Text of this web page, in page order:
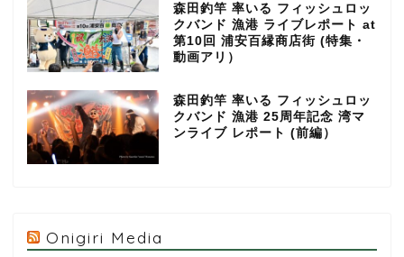
森田釣竿 率いる フィッシュロッ
クバンド 漁港 ライブレポート at
第10回 浦安百縁商店街 (特集・
動画アリ）
森田釣竿 率いる フィッシュロッ
クバンド 漁港 25周年記念 湾マ
ンライブ レポート (前編）
Onigiri Media